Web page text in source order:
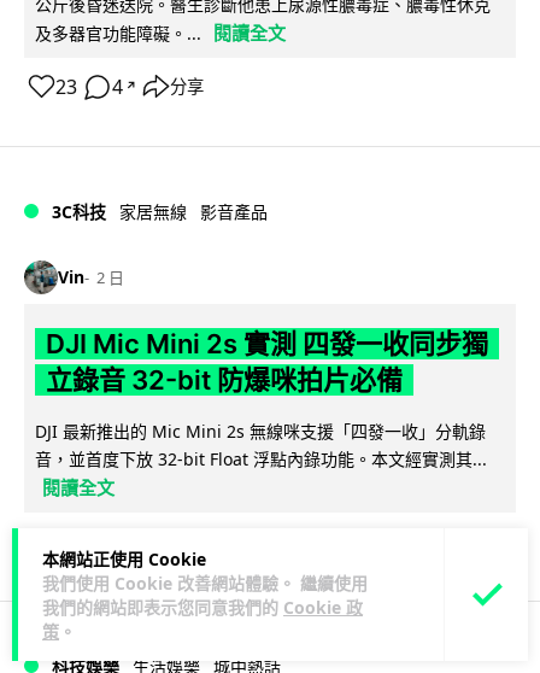
本網站正使用 Cookie
我們使用 Cookie 改善網站體驗。 繼續使用
我們的網站即表示您同意我們的 Cookie 政
策 。
及多器官功能障礙。...
閱讀全文
23 4 ↗ 分享
3C科技 家居無線 影音產品
Vin 2 日
DJI Mic Mini 2s 實測 四發一收同步獨
立錄音 32-bit 防爆咪拍片必備
DJI 最新推出的 Mic Mini 2s 無線咪支援「四發一收」分軌錄
音，並首度下放 32-bit Float 浮點內錄功能。本文經實測其...
閱讀全文
科技娛樂 生活娛樂 城中熱話